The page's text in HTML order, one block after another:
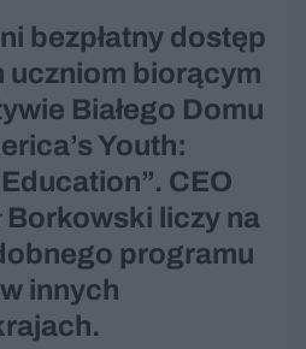
bezpłatny dostęp
uczniom biorącym
Białego Domu
Youth:
CEO
Borkowski liczy na
programu
innych